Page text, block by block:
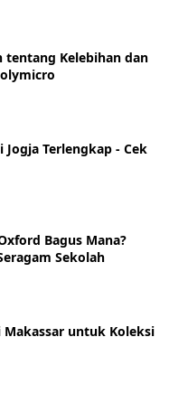
tentang Kelebihan dan
Jogja Terlengkap - Cek
Bagus Mana?
Sekolah
Makassar untuk Koleksi